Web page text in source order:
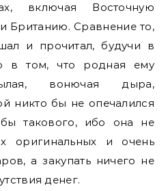
включая Восточную
Британию. Сравнение то,
и прочитал, будучи в
в том, что родная ему
вонючая дыра,
никто бы не опечалился
такового, ибо она не
оригинальных и очень
а закупать ничего не
денег.